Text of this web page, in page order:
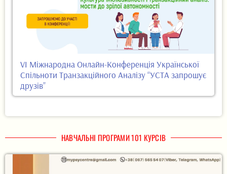
VI Міжнародна Онлайн-Конференція Української
Спільноти Транзакційного Аналізу “УСТА запрошує
друзів”
НАВЧАЛЬНІ ПРОГРАМИ 101 КУРСІВ